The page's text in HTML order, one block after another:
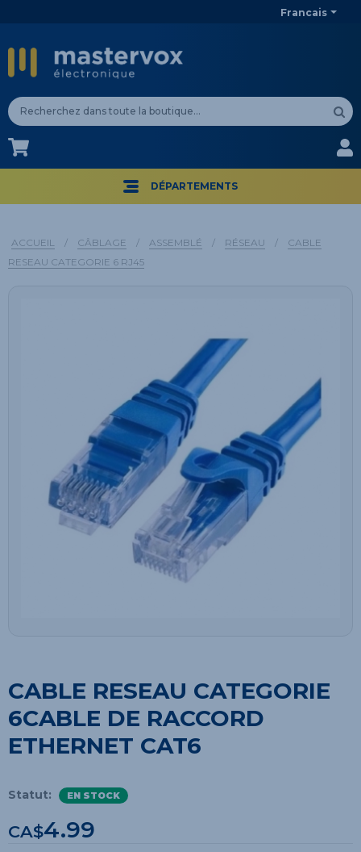
Francais
CA$
DÉPARTEMENTS
ACCUEIL / CÂBLAGE / ASSEMBLÉ / RÉSEAU /
CABLE
RESEAU CATEGORIE 6 RJ45
CABLE RESEAU CATEGORIE
6CABLE DE RACCORD
ETHERNET CAT6
Statut: EN STOCK
CA$4.99